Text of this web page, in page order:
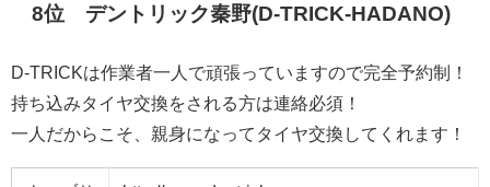
8位 デントリック秦野(D-TRICK-HADANO)
D-TRICKは作業者一人で頑張っていますので完全予約制！
持ち込みタイヤ交換をされる方は連絡必須！
一人だからこそ、親身になってタイヤ交換してくれます！